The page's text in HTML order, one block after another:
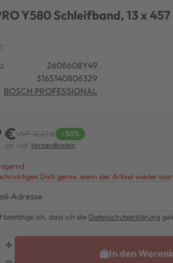
Y580 Schleifband, 13 x
2608608Y49
3165140806329
BOSCH PROFESSIONAL
€UVP 18,27 € -50%
ggf. zzgl. Versandkosten
Dich gerne, wenn der Artikel wieder
bestätige ich, dass ich die Daten­schutz­erklärung
In den